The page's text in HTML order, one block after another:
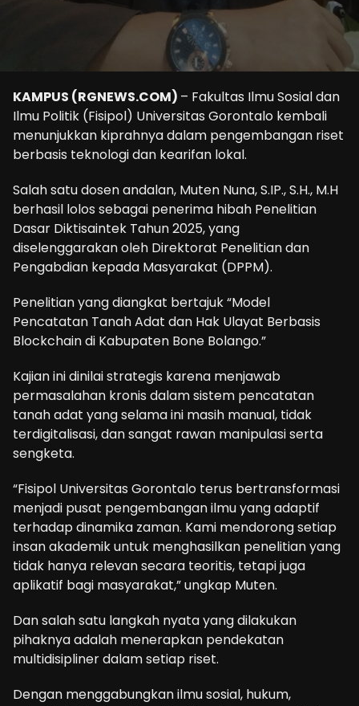
KAMPUS (RGNEWS.COM) – Fakultas Ilmu Sosial dan
Ilmu Politik (Fisipol) Universitas Gorontalo kembali
menunjukkan kiprahnya dalam pengembangan riset
berbasis teknologi dan kearifan lokal.
Salah satu dosen andalan, Muten Nuna, S.IP., S.H., M.H
berhasil lolos sebagai penerima hibah Penelitian
Dasar Diktisaintek Tahun 2025, yang
diselenggarakan oleh Direktorat Penelitian dan
Pengabdian kepada Masyarakat (DPPM).
Penelitian yang diangkat bertajuk “Model
Pencatatan Tanah Adat dan Hak Ulayat Berbasis
Blockchain di Kabupaten Bone Bolango.”
Kajian ini dinilai strategis karena menjawab
permasalahan kronis dalam sistem pencatatan
tanah adat yang selama ini masih manual, tidak
terdigitalisasi, dan sangat rawan manipulasi serta
sengketa.
“Fisipol Universitas Gorontalo terus bertransformasi
menjadi pusat pengembangan ilmu yang adaptif
terhadap dinamika zaman. Kami mendorong setiap
insan akademik untuk menghasilkan penelitian yang
tidak hanya relevan secara teoritis, tetapi juga
aplikatif bagi masyarakat,” ungkap Muten.
Dan salah satu langkah nyata yang dilakukan
pihaknya adalah menerapkan pendekatan
multidisipliner dalam setiap riset.
Dengan menggabungkan ilmu sosial, hukum,